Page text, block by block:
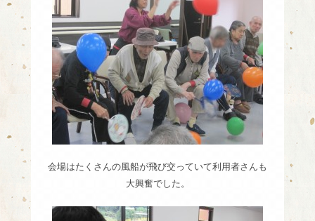
会場はたくさんの風船が飛び交っていて利用者さんも
大興奮でした。